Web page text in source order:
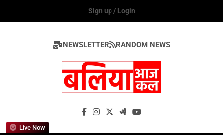
Sign up / Login
NEWSLETTER RANDOM NEWS
Live Now
Ballia Aaj Kal